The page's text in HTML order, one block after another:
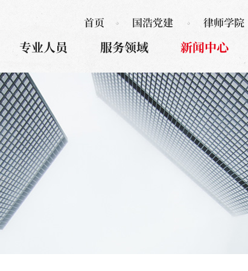
专业人员 服务领域 新闻中心
首页 国浩党建 律师学院